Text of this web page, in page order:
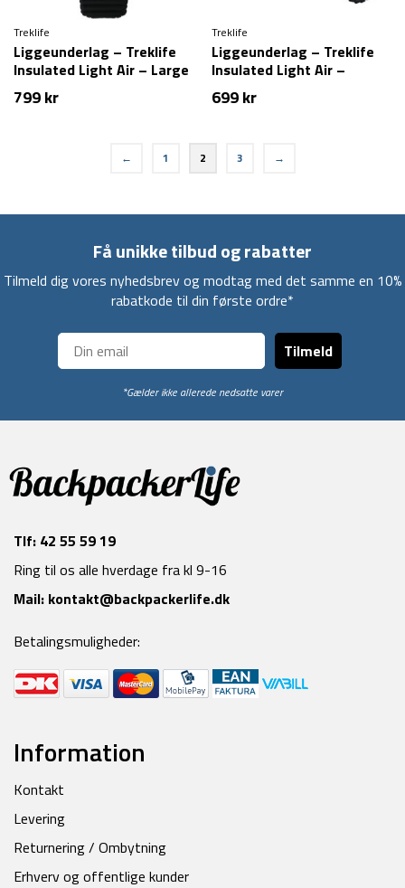
Treklife
Liggeunderlag – Treklife
Insulated Light Air – Large
799kr
Treklife
Liggeunderlag – Treklife
Insulated Light Air –
Regular
699kr
← 1 2 3 →
Få unikke tilbud og rabatter
Tilmeld dig vores nyhedsbrev og modtag med det samme en 10%
rabatkode til din første ordre*
Tilmeld
*Gælder ikke allerede nedsatte varer
Tlf: 42 55 59 19
Ring til os alle hverdage fra kl 9-16
Mail: kontakt@backpackerlife.dk
Betalingsmuligheder:
Information
Kontakt
Levering
Returnering / Ombytning
Erhverv og offentlige kunder